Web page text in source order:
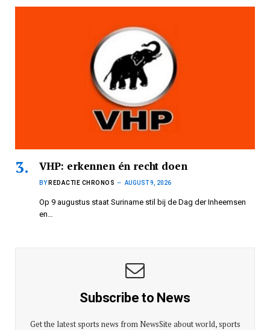
VHP: erkennen én recht doen
BY REDACTIE CHRONOS AUGUST 9, 2026
Op 9 augustus staat Suriname stil bij de Dag der Inheemsen
en…
Subscribe to News
Get the latest sports news from NewsSite about world, sports